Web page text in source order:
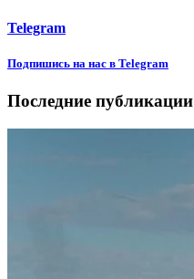
Telegram
Подпишиcь на нас в Telegram
Последние публикации